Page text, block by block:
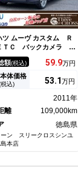
ツ ムーヴ カスタム Ｒ
Ｃ バックカメラ ナ
トライト ＨＩＤ Ｌ
ッドランプ スマートキ
動格納ミラー ベンチシ
ターボ ＣＶＴ 盗難防
ルミホイール
額(税込) 59.9万円
体価格
込) 53.1万円
2011年
離
109,000km
徳島県
ーン スリークロスシンユ
本店